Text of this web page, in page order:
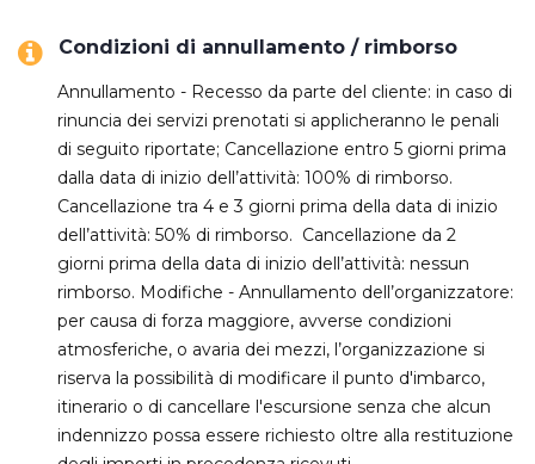
Condizioni di annullamento / rimborso
Annullamento - Recesso da parte del cliente: in caso di
rinuncia dei servizi prenotati si applicheranno le penali
di seguito riportate; Cancellazione entro 5 giorni prima
dalla data di inizio dell’attività: 100% di rimborso.
Cancellazione tra 4 e 3 giorni prima della data di inizio
dell’attività: 50% di rimborso. Cancellazione da 2
giorni prima della data di inizio dell’attività: nessun
rimborso. Modifiche - Annullamento dell’organizzatore:
per causa di forza maggiore, avverse condizioni
atmosferiche, o avaria dei mezzi, l’organizzazione si
riserva la possibilità di modificare il punto d'imbarco,
itinerario o di cancellare l'escursione senza che alcun
indennizzo possa essere richiesto oltre alla restituzione